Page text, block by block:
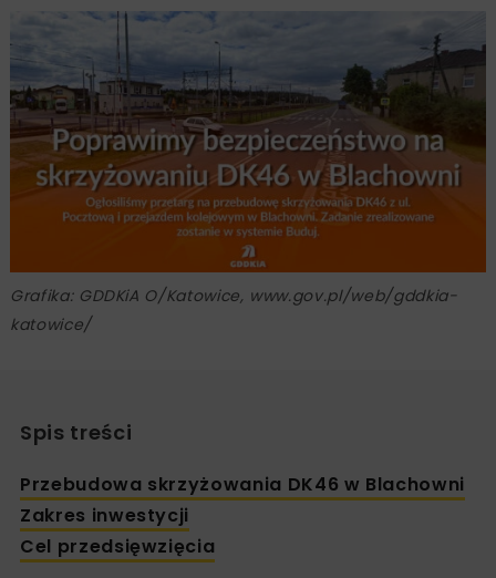
Grafika: GDDKiA O/Katowice, www.gov.pl/web/gddkia-
katowice/
Spis treści
Przebudowa skrzyżowania DK46 w Blachowni
Zakres inwestycji
Cel przedsięwzięcia